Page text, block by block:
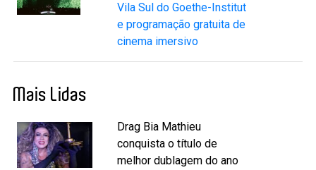
Vila Sul do Goethe-Institut
e programação gratuita de
cinema imersivo
Mais Lidas
Drag Bia Mathieu
conquista o título de
melhor dublagem do ano